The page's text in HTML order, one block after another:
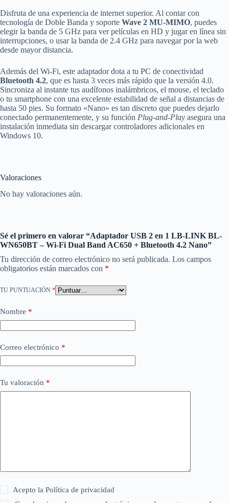
Disfruta de una experiencia de internet superior. Al contar con
tecnología de Doble Banda y soporte Wave 2 MU-MIMO, puedes
elegir la banda de 5 GHz para ver películas en HD y jugar en línea sin
interrupciones, o usar la banda de 2.4 GHz para navegar por la web
desde mayor distancia.
Además del Wi-Fi, este adaptador dota a tu PC de conectividad
Bluetooth 4.2, que es hasta 3 veces más rápido que la versión 4.0.
Sincroniza al instante tus audífonos inalámbricos, el mouse, el teclado
o tu smartphone con una excelente estabilidad de señal a distancias de
hasta 50 pies. Su formato «Nano» es tan discreto que puedes dejarlo
conectado permanentemente, y su función Plug-and-Play asegura una
instalación inmediata sin descargar controladores adicionales en
Windows 10.
Valoraciones
No hay valoraciones aún.
Sé el primero en valorar “Adaptador USB 2 en 1 LB-LINK BL-
WN650BT – Wi-Fi Dual Band AC650 + Bluetooth 4.2 Nano”
Tu dirección de correo electrónico no será publicada. Los campos
obligatorios están marcados con *
TU PUNTUACIÓN *
Nombre *
Correo electrónico *
Tu valoración *
Acepto laPolítica de privacidad